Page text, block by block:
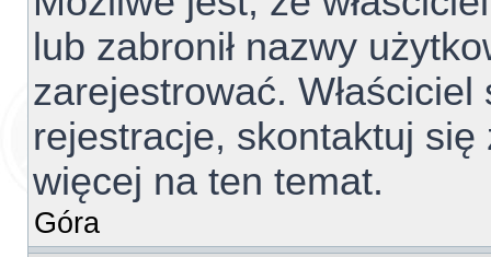
lub zabronił nazwy
zarejestrować.
rejestracje, skontaktuj
więcej na ten temat.
Góra